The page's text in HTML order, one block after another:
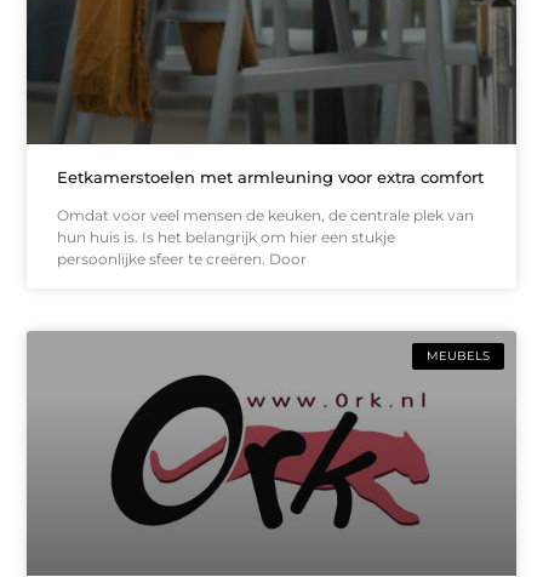
Eetkamerstoelen met armleuning voor extra comfort
Omdat voor veel mensen de keuken, de centrale plek van
hun huis is. Is het belangrijk om hier een stukje
persoonlijke sfeer te creëren. Door
MEUBELS